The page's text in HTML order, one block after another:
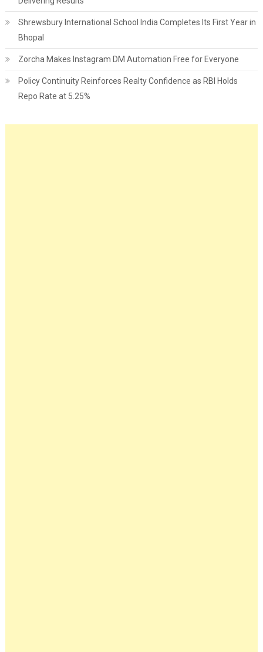
Shrewsbury International School India Completes Its First Year in
Bhopal
Zorcha Makes Instagram DM Automation Free for Everyone
Policy Continuity Reinforces Realty Confidence as RBI Holds
Repo Rate at 5.25%